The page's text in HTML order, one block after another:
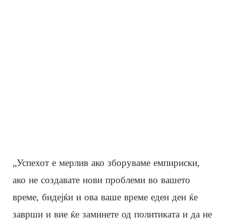
„Успехот е мерлив ако зборуваме емпириски,
ако не создавате нови проблеми во вашето
време, бидејќи и ова ваше време еден ден ќе
заврши и вие ќе заминете од политиката и да не